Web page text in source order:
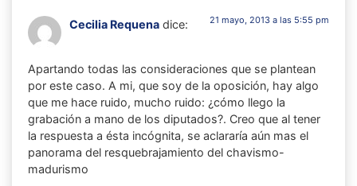
Cecilia Requena dice: 21 mayo, 2013 a las 5:55 pm
Apartando todas las consideraciones que se plantean
por este caso. A mi, que soy de la oposición, hay algo
que me hace ruido, mucho ruido: ¿cómo llego la
grabación a mano de los diputados?. Creo que al tener
la respuesta a ésta incógnita, se aclararía aún mas el
panorama del resquebrajamiento del chavismo-
madurismo